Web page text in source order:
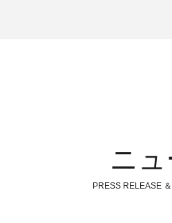
ニュ
PRESS RELEASE